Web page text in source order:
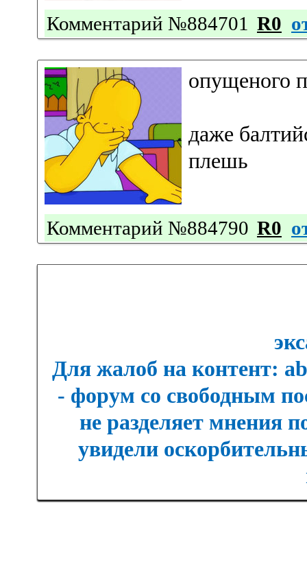
Комментарий №884701 R0
опущеного
даже
плешь
Комментарий №884790 R0
Для жалоб на контент:
- форум со свободным
не разделяет мнения
увидели